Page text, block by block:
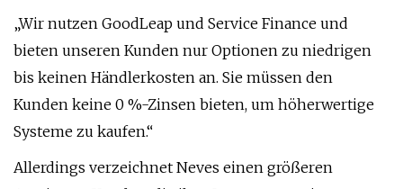
„Wir nutzen GoodLeap und Service Finance und
bieten unseren Kunden nur Optionen zu niedrigen
bis keinen Händlerkosten an. Sie müssen den
Kunden keine 0 %-Zinsen bieten, um höherwertige
Systeme zu kaufen.“
Allerdings verzeichnet Neves einen größeren